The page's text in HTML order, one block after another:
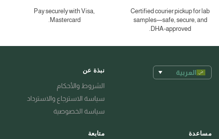
Certified courier pickup for lab
samples—safe, secure, and
DHA-approved.
Pay securely with Visa,
Mastercard.
العربية نبذة عن
الشروط والأحكام
سياسة الاسترجاع والاسترداد
سياسة الخصوصية
مساعدة متابعة